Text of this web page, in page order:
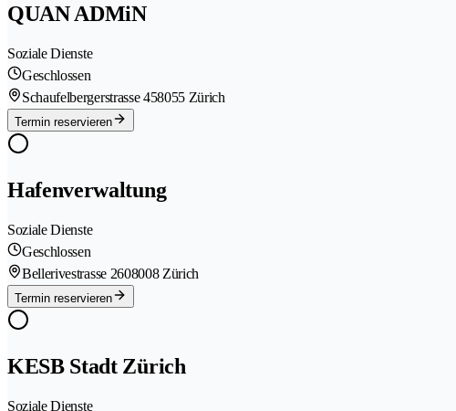
QUAN ADMiN
Soziale Dienste
Geschlossen
Schaufelbergerstrasse 458055 Zürich
Termin reservieren
Hafenverwaltung
Soziale Dienste
Geschlossen
Bellerivestrasse 2608008 Zürich
Termin reservieren
KESB Stadt Zürich
Soziale Dienste